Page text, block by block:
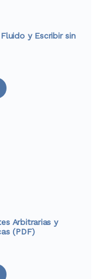
y Escribir sin
Arbitrarias y
(PDF)